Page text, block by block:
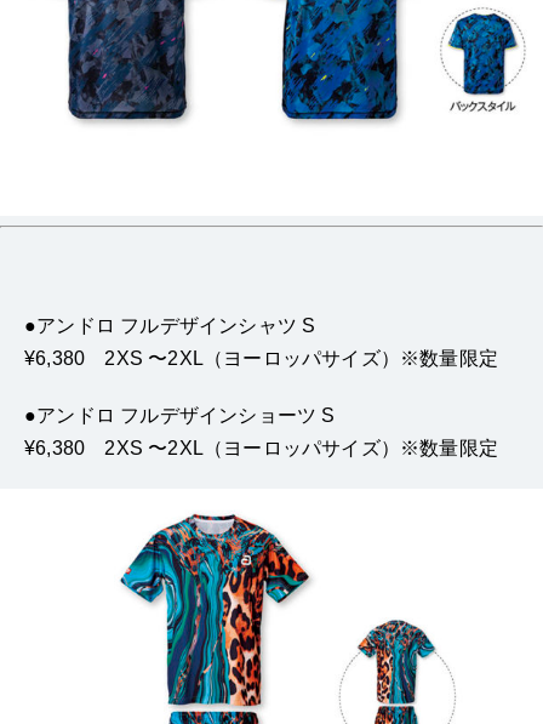
●アンドロ フルデザインシャツ S
¥6,380 2XS 〜2XL（ヨーロッパサイズ）※数量限定
●アンドロ フルデザインショーツ S
¥6,380 2XS 〜2XL（ヨーロッパサイズ）※数量限定